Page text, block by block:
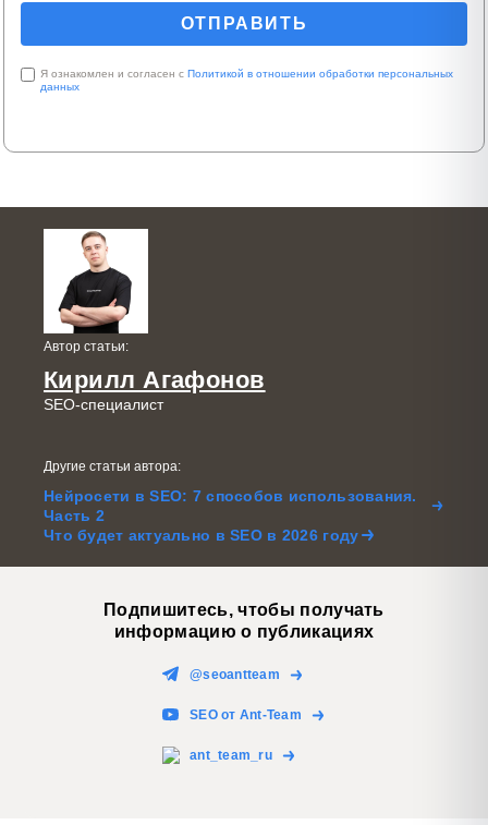
Я ознакомлен и согласен с Политикой в отношении обработки персональных
данных
Автор статьи:
Кирилл Агафонов
SEO-специалист
Другие статьи автора:
Нейросети в SEO: 7 способов использования.
Часть 2
Что будет актуально в SEO в 2026 году
Подпишитесь, чтобы получать
информацию о публикациях
@seoantteam
SEO от Ant-Team
ant_team_ru